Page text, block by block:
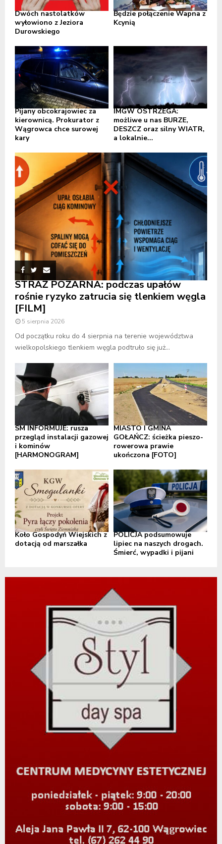
Dwóch nastolatków
wyłowiono z Jeziora
Durowskiego
Będzie połączenie Wapna z
Kcynią
Pijany obcokrajowiec za
kierownicą. Prokurator z
Wągrowca chce surowej
kary
IMGW OSTRZEGA:
możliwe u nas BURZE,
DESZCZ oraz silny WIATR,
a lokalnie...
STRAŻ POŻARNA: podczas upałów
rośnie ryzyko zatrucia się tlenkiem węgla
[FILM]
5 sierpnia 2026
Od początku roku do 4 sierpnia na terenie województwa
wielkopolskiego tlenkiem węgla podtruło się już...
SM INFORMUJE: rusza
przegląd instalacji gazowej
i kominów
[HARMONOGRAM]
MIASTO I GMINA
GOŁAŃCZ: ścieżka pieszo-
rowerowa prawie
ukończona [FOTO]
Koło Gospodyń Wiejskich z
dotacją od marszałka
POLICJA podsumowuje
lipiec na naszych drogach.
Śmierć, wypadki i pijani